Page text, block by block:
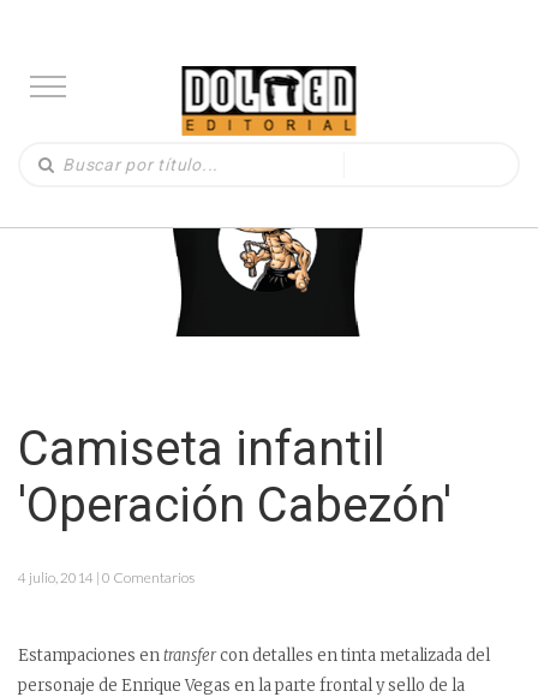
Camiseta infantil
'Operación Cabezón'
4 julio, 2014 | 0 Comentarios
Estampaciones entransfercon detalles en tinta metalizada del
personaje de Enrique Vegas en la parte frontal y sello de la